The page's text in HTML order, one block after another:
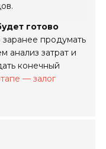
готово
продумать
анализ затрат и
конечный
— залог